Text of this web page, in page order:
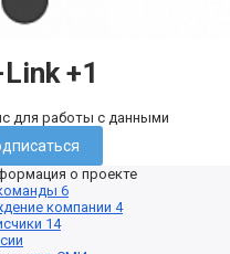
+1
для работы с данными
о проекте
6
компании 4
14